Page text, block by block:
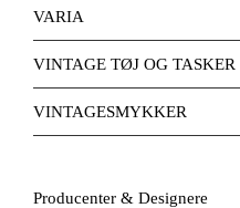
VARIA
VINTAGE TØJ OG TASKER
VINTAGESMYKKER
Producenter & Designere